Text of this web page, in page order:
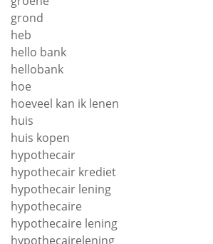
grond
heb
hello bank
hellobank
hoe
hoeveel kan ik lenen
huis
huis kopen
hypothecair
hypothecair krediet
hypothecair lening
hypothecaire
hypothecaire lening
hypothecairelening